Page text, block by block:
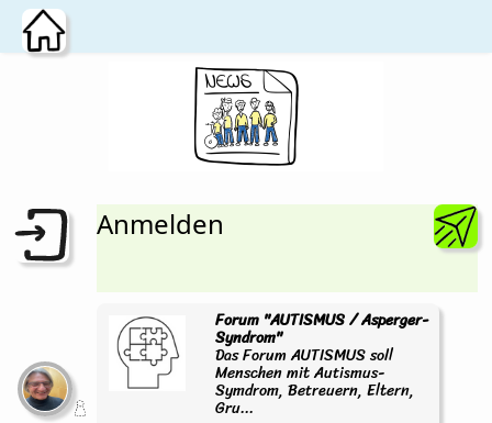
Zum Hauptinhalt wechseln
Anmelden
Forum "AUTISMUS / Asperger-
Syndrom"
Das Forum AUTISMUS soll
Menschen mit Autismus-
Symdrom, Betreuern, Eltern,
Gru...